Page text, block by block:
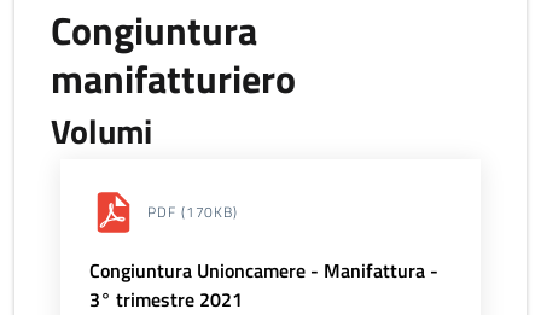
Congiuntura
manifatturiero
Volumi
PDF (170KB)
Congiuntura Unioncamere - Manifattura -
3° trimestre 2021